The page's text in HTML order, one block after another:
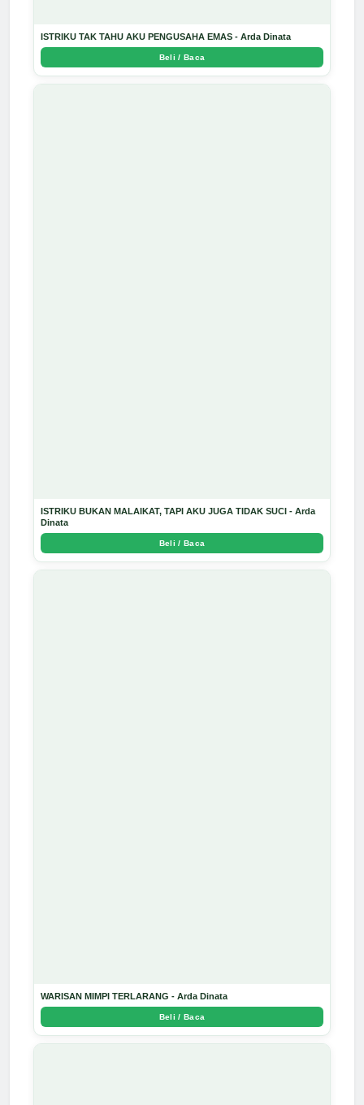
ISTRIKU TAK TAHU AKU PENGUSAHA EMAS - Arda Dinata
Beli / Baca
ISTRIKU BUKAN MALAIKAT, TAPI AKU JUGA TIDAK SUCI - Arda
Dinata
Beli / Baca
WARISAN MIMPI TERLARANG - Arda Dinata
Beli / Baca